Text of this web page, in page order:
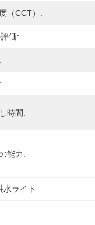
（CCT）:
価:
時間:
能力:
水ライト